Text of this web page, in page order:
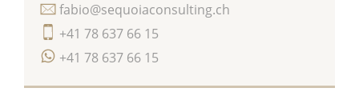
+41 78 637 66 15
+41 78 637 66 15
fabio@sequoiaconsulting.ch